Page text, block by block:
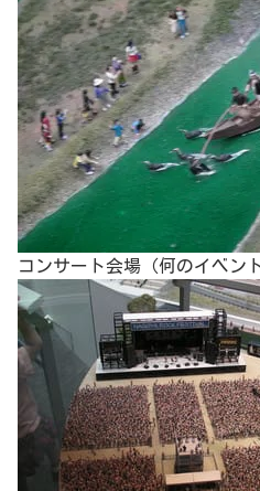
コンサート会場（何のイベン